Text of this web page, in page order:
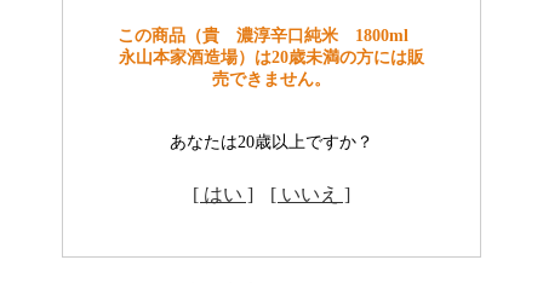
この商品（貴 濃淳辛口純米 1800ml
永山本家酒造場）は20歳未満の方には販
売できません。
あなたは20歳以上ですか？
[ はい ] [ いいえ ]